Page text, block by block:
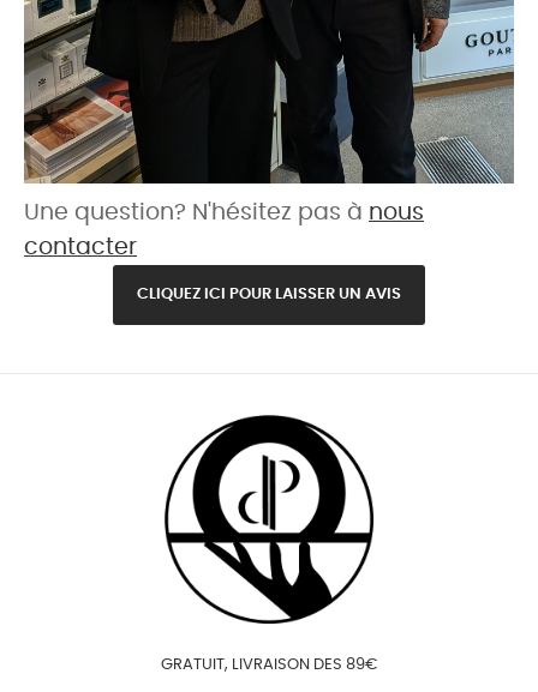
Une question? N'hésitez pas à nous
contacter
CLIQUEZ ICI POUR LAISSER UN AVIS
GRATUIT, LIVRAISON DES 89€